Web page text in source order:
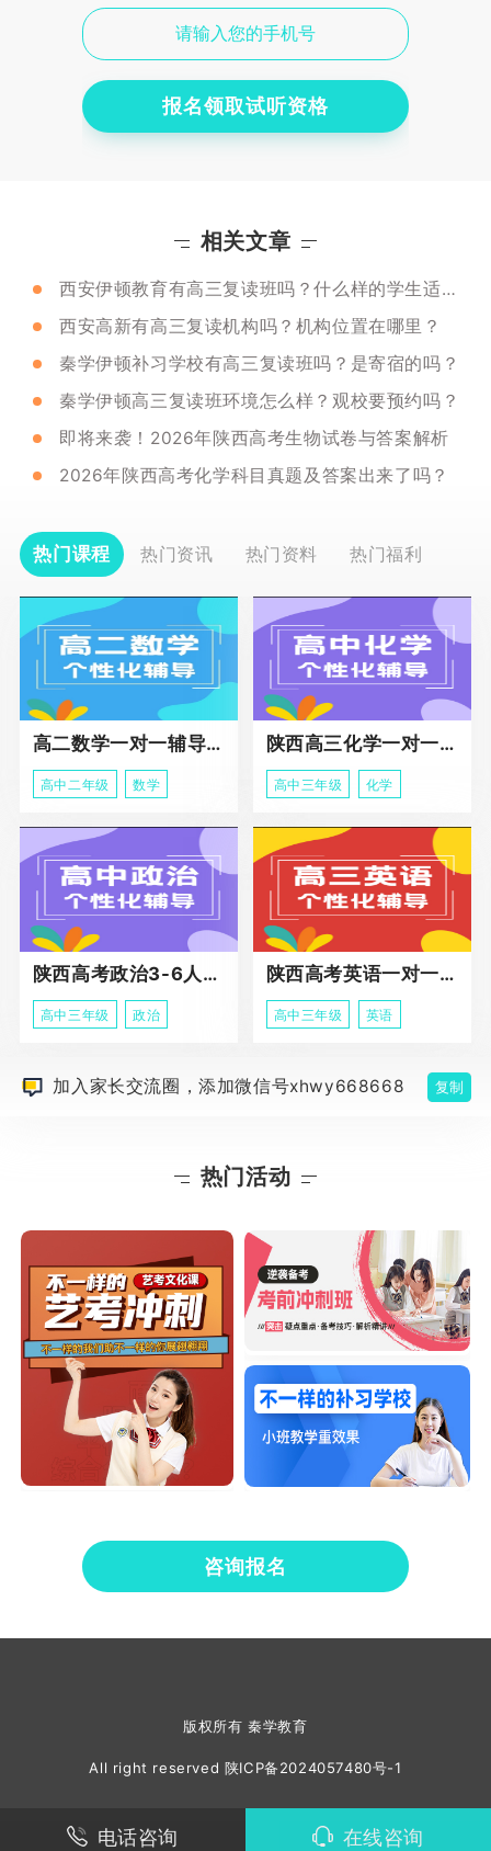
报名领取试听资格
相关文章
西安伊顿教育有高三复读班吗？什么样的学生适合复读？
西安高新有高三复读机构吗？机构位置在哪里？
秦学伊顿补习学校有高三复读班吗？是寄宿的吗？
秦学伊顿高三复读班环境怎么样？观校要预约吗？
即将来袭！2026年陕西高考生物试卷与答案解析
2026年陕西高考化学科目真题及答案出来了吗？
热门课程 热门资讯 热门资料 热门福利
高二数学一对一辅导课程
高中二年级 数学
陕西高三化学一对一个性化辅导课程
高中三年级 化学
陕西高考政治3-6人班课程
高中三年级 政治
陕西高考英语一对一冲刺课程
高中三年级 英语
加入家长交流圈，添加微信号xhwy668668 复制
热门活动
咨询报名
版权所有 秦学教育
All right reserved 陕ICP备2024057480号-1
电话咨询 在线咨询